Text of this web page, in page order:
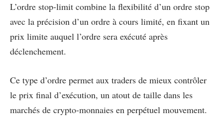
L’ordre stop-limit combine la flexibilité d’un ordre stop
avec la précision d’un ordre à cours limité, en fixant un
prix limite auquel l’ordre sera exécuté après
déclenchement.
Ce type d’ordre permet aux traders de mieux contrôler
le prix final d’exécution, un atout de taille dans les
marchés de crypto-monnaies en perpétuel mouvement.